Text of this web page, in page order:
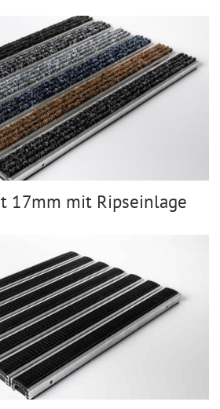
17mm mit Ripseinlage